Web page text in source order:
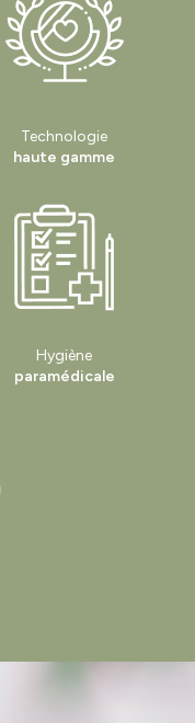
Technologie
haute gamme
Hygiène
paramédicale